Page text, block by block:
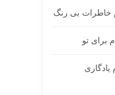
خاطرات بی رنگ
برای تو
یادگاری